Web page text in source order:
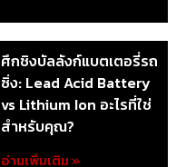
ศึกชิงบัลลังก์แบตเตอรี่รถ
ซิ่ง: Lead Acid Battery
vs Lithium Ion อะไรที่ใช่
สำหรับคุณ?
อ่านเพิ่มเติม »